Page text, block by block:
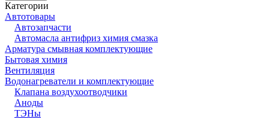
Категории
Автотовары
Автозапчасти
Автомасла антифриз химия смазка
Арматура смывная комплектующие
Бытовая химия
Вентиляция
Водонагреватели и комплектующие
Клапана воздухоотводчики
Аноды
ТЭНы